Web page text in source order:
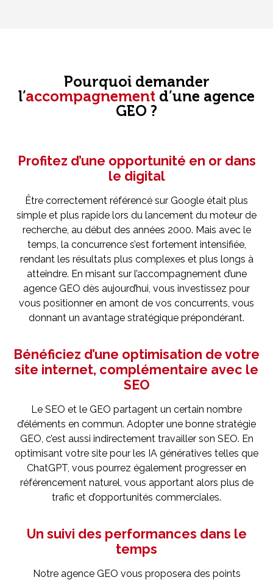
Pourquoi demander
l’accompagnement d’une agence
GEO ?
Profitez d’une opportunité en or dans
le digital
Être correctement référencé sur Google était plus
simple et plus rapide lors du lancement du moteur de
recherche, au début des années 2000. Mais avec le
temps, la concurrence s’est fortement intensifiée,
rendant les résultats plus complexes et plus longs à
atteindre. En misant sur l’accompagnement d’une
agence GEO dès aujourd’hui, vous investissez pour
vous positionner en amont de vos concurrents, vous
donnant un avantage stratégique prépondérant.
Bénéficiez d’une optimisation de votre
site internet, complémentaire avec le
SEO
Le SEO et le GEO partagent un certain nombre
d’éléments en commun. Adopter une bonne stratégie
GEO, c’est aussi indirectement travailler son SEO. En
optimisant votre site pour les IA génératives telles que
ChatGPT, vous pourrez également progresser en
référencement naturel, vous apportant alors plus de
trafic et d’opportunités commerciales.
Un suivi des performances dans le
temps
Notre agence GEO vous proposera des points